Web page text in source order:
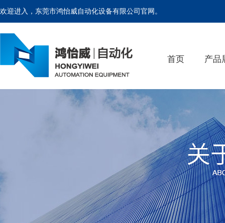
欢迎进入，东莞市鸿怡威自动化设备有限公司官网。
首页 产品